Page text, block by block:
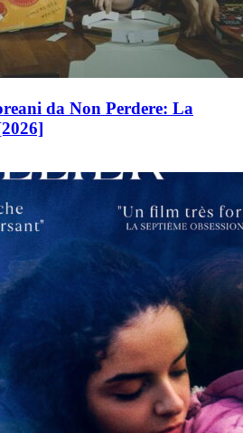
da Non Perdere: La